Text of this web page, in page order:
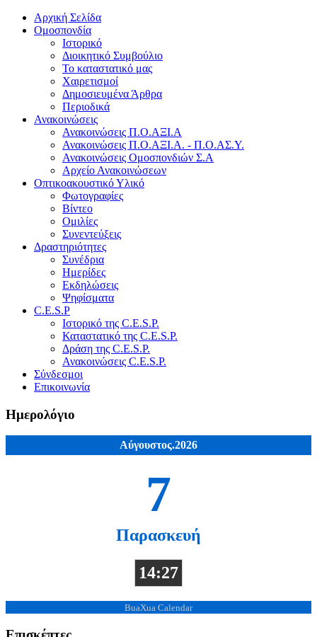
Αρχική Σελίδα
Ομοσπονδία
Ιστορικό
Διοικητικό Συμβούλιο
Το καταστατικό μας
Χαιρετισμοί
Δημοσιευμένα Άρθρα
Περιοδικά
Ανακοινώσεις
Ανακοινώσεις Π.Ο.ΑΞΙ.Α
Ανακοινώσεις Π.Ο.ΑΞΙ.Α. - Π.Ο.ΑΣ.Υ.
Ανακοινώσεις Ομοσπονδιών Σ.Α
Αρχείο Ανακοινώσεων
Οπτικοακουστικό Υλικό
Φωτογραφίες
Βίντεο
Ομιλίες
Συνεντεύξεις
Δραστηριότητες
Συνέδρια
Ημερίδες
Εκδηλώσεις
Ψηφίσματα
C.E.S.P
Ιστορικό της C.E.S.P.
Καταστατικό της C.E.S.P.
Δράση της C.E.S.P.
Ανακοινώσεις C.E.S.P.
Σύνδεσμοι
Επικοινωνία
Ημερολόγιο
Αύγουστος.2026
7
Παρασκευή
14:27
BuaXua Calendar